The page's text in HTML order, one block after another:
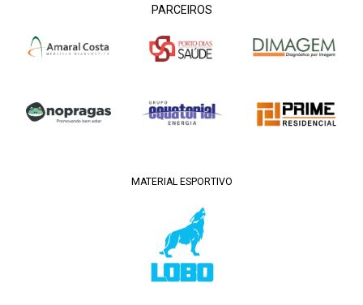
PARCEIROS
MATERIAL ESPORTIVO